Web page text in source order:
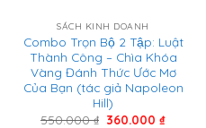
SÁCH KINH DOANH
Combo Trọn Bộ 2 Tập: Luật
Thành Công – Chìa Khóa
Vàng Đánh Thức Ước Mơ
Của Bạn (tác giả Napoleon
Hill)
550.000₫ Giá
360.000₫Giá